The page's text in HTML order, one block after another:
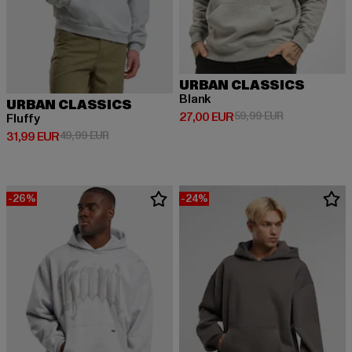
URBAN CLASSICS
Fluffy
31,99 EUR
Derzeitiger Preis: 31,99 EUR
49,99 EURAktionspreis: 49,99 EUR
URBAN CLASSICS
Blank
27,00 EUR
Derzeitiger Preis: 27,00 EUR
59,99 EURAktionspreis:
-26% -24%